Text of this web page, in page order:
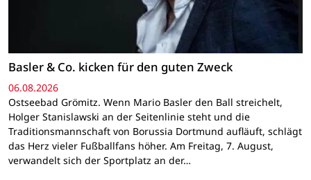
Basler & Co. kicken für den guten Zweck
06.08.2026
Ostseebad Grömitz. Wenn Mario Basler den Ball streichelt,
Holger Stanislawski an der Seitenlinie steht und die
Traditionsmannschaft von Borussia Dortmund aufläuft, schlägt
das Herz vieler Fußballfans höher. Am Freitag, 7. August,
verwandelt sich der Sportplatz an der…